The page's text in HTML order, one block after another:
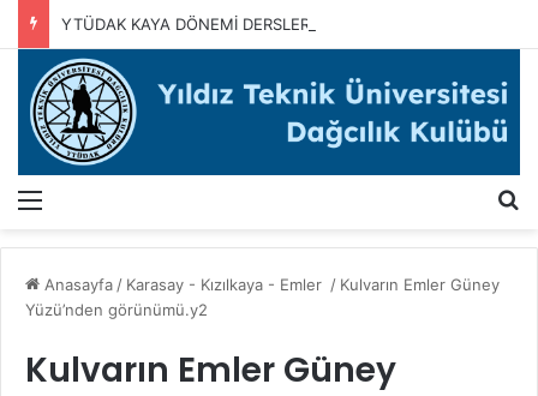
YTÜDAK KAYA DÖNEMİ DERSLERİMİZ BAŞLADI
Anasayfa / Karasay - Kızılkaya - Emler / Kulvarın Emler Güney
Yüzü’nden görünümü.y2
Kulvarın Emler Güney